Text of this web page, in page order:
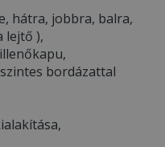
hátra, jobbra, balra,
lejtő ),
bordázattal